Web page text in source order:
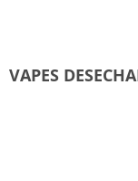
VAPES